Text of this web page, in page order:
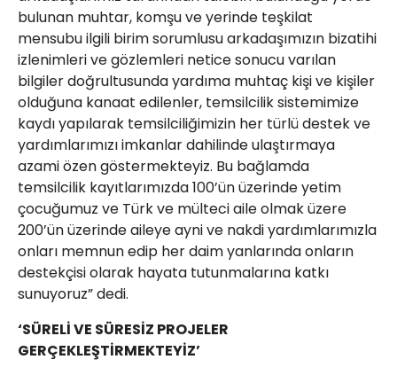
bulunan muhtar, komşu ve yerinde teşkilat
mensubu ilgili birim sorumlusu arkadaşımızın bizatihi
izlenimleri ve gözlemleri netice sonucu varılan
bilgiler doğrultusunda yardıma muhtaç kişi ve kişiler
olduğuna kanaat edilenler, temsilcilik sistemimize
kaydı yapılarak temsilciliğimizin her türlü destek ve
yardımlarımızı imkanlar dahilinde ulaştırmaya
azami özen göstermekteyiz. Bu bağlamda
temsilcilik kayıtlarımızda 100’ün üzerinde yetim
çocuğumuz ve Türk ve mülteci aile olmak üzere
200’ün üzerinde aileye ayni ve nakdi yardımlarımızla
onları memnun edip her daim yanlarında onların
destekçisi olarak hayata tutunmalarına katkı
sunuyoruz” dedi.
‘SÜRELİ VE SÜRESİZ PROJELER
GERÇEKLEŞTİRMEKTEYİZ’